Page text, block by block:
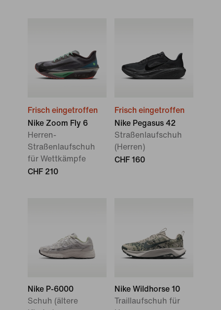
Frisch eingetroffen
Nike Zoom Fly 6
Herren-
Straßenlaufschuh
für Wettkämpfe
CHF 210
Frisch eingetroffen
Nike Pegasus 42
Straßenlaufschuh
(Herren)
CHF 160
Nike P-6000
Schuh (ältere
Nike Wildhorse 10
Traillaufschuh für